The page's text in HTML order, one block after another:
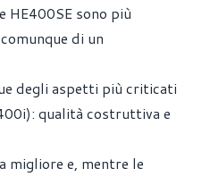
sono più
di un
degli aspetti più criticati
qualità costruttiva e
migliore e, mentre le